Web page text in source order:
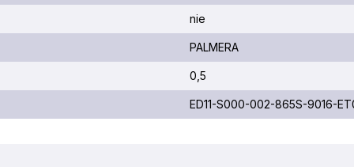
nie
PALMERA
0,5
ED11-S000-002-865S-9016-